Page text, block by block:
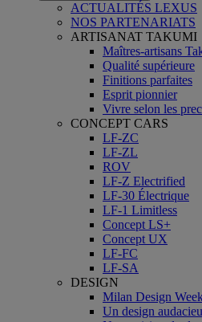
ACTUALITÉS LEXUS
NOS PARTENARIATS
ARTISANAT TAKUMI
Maîtres-artisans
Qualité supérieure
Finitions parfaites
Esprit pionnier
Vivre selon les
CONCEPT CARS
LF-ZC
LF-ZL
ROV
LF-Z Electrified
LF-30 Électrique
LF-1 Limitless
Concept LS+
Concept UX
LF-FC
LF-SA
DESIGN
Milan Design
Un design